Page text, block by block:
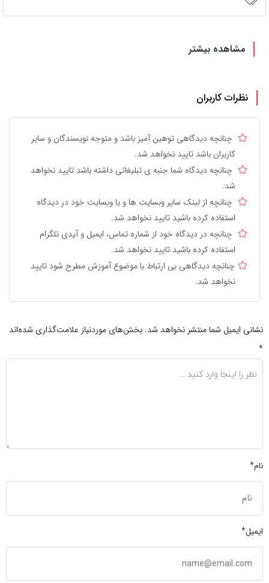
مشاهده بیشتر
نظرات کاربران
چنانچه دیدگاهی توهین آمیز باشد و متوجه نویسندگان و سایر
کاربران باشد تایید نخواهد شد.
چنانچه دیدگاه شما جنبه ی تبلیغاتی داشته باشد تایید نخواهد
شد.
چنانچه از لینک سایر وبسایت ها و یا وبسایت خود در دیدگاه
استفاده کرده باشید تایید نخواهد شد.
چنانچه در دیدگاه خود از شماره تماس، ایمیل و آیدی تلگرام
استفاده کرده باشید تایید نخواهد شد.
چنانچه دیدگاهی بی ارتباط با موضوع آموزش مطرح شود تایید
نخواهد شد.
نشانی ایمیل شما منتشر نخواهد شد. بخش‌های موردنیاز علامت‌گذاری شده‌اند
*
نام*
ایمیل*